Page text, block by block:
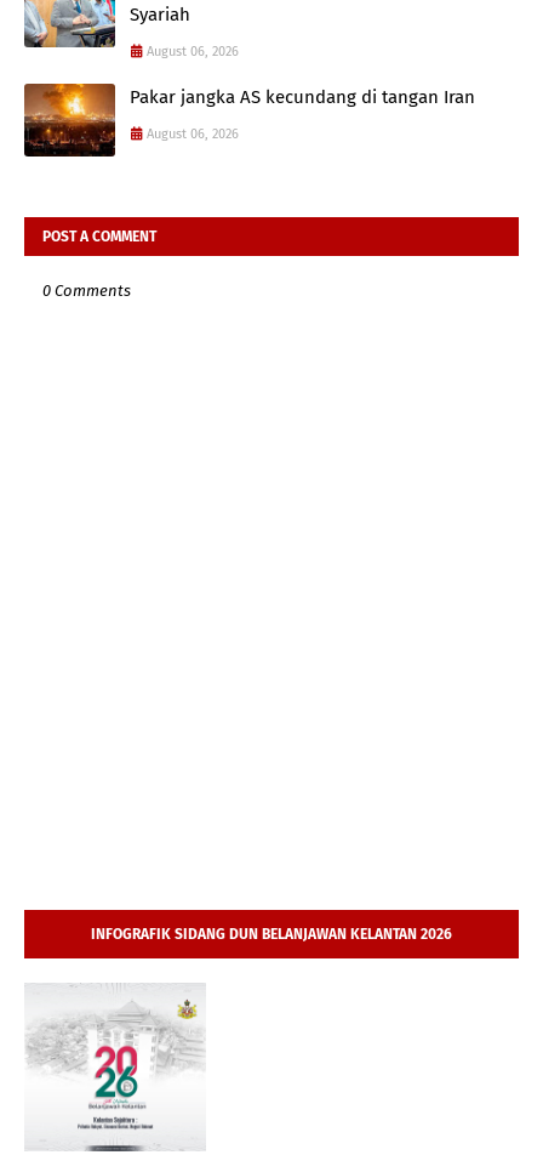
Syariah
August 06, 2026
Pakar jangka AS kecundang di tangan Iran
August 06, 2026
POST A COMMENT
0 Comments
INFOGRAFIK SIDANG DUN BELANJAWAN KELANTAN 2026